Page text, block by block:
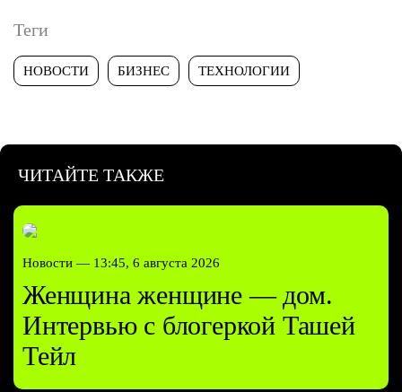
Теги
НОВОСТИ БИЗНЕС ТЕХНОЛОГИИ
ЧИТАЙТЕ ТАКЖЕ
Новости — 13:45, 6 августа 2026
Женщина женщине — дом.
Интервью с блогеркой Ташей
Тейл